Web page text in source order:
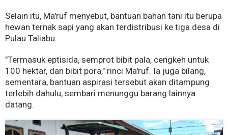
Selain itu, Ma'ruf menyebut, bantuan bahan tani itu berupa
hewan ternak sapi yang akan terdistribusi ke tiga desa di
Pulau Taliabu.
"Termasuk eptisida, semprot bibit pala, cengkeh untuk
100 hektar, dan bibit pora," rinci Ma'ruf. Ia juga bilang,
sementara, bantuan aspirasi tersebut akan ditampung
terlebih dahulu, sembari menunggu barang lainnya
datang.